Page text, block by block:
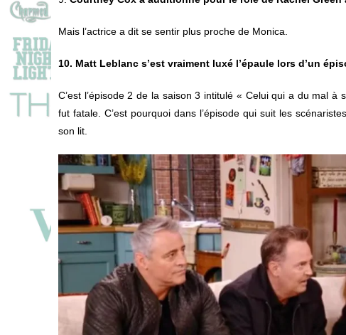
Mais l’actrice a dit se sentir plus proche de Monica.
10. Matt Leblanc s’est vraiment luxé l’épaule lors d’un
C’est l’épisode 2 de la saison 3 intitulé « Celui qui a du mal
fut fatale. C’est pourquoi dans l’épisode qui suit les
son lit.